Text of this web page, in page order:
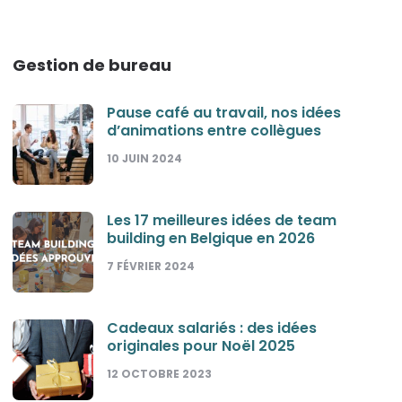
Gestion de bureau
Pause café au travail, nos idées
d’animations entre collègues
10 JUIN 2024
Les 17 meilleures idées de team
building en Belgique en 2026
7 FÉVRIER 2024
Cadeaux salariés : des idées
originales pour Noël 2025
12 OCTOBRE 2023